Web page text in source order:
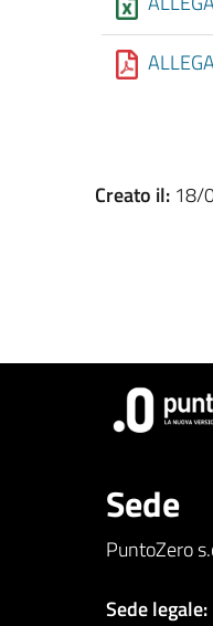
Creato il: 18/
Sede
PuntoZero
Sede legale: